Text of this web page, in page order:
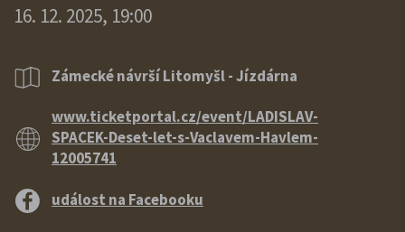
16. 12. 2025, 19:00
Zámecké návrší Litomyšl - Jízdárna
www.ticketportal.cz/event/LADISLAV-
SPACEK-Deset-let-s-Vaclavem-Havlem-
12005741
událost na Facebooku